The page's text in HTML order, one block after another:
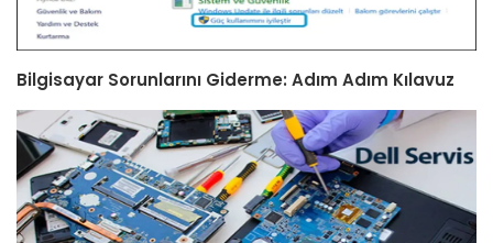
Bilgisayar Sorunlarını Giderme: Adım Adım Kılavuz